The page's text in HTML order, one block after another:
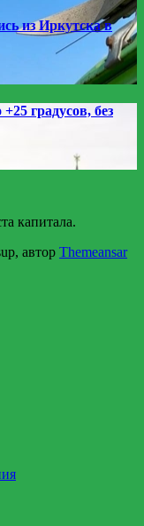
из Иркутска в
градусов, без
капитала.
автор Themeansar